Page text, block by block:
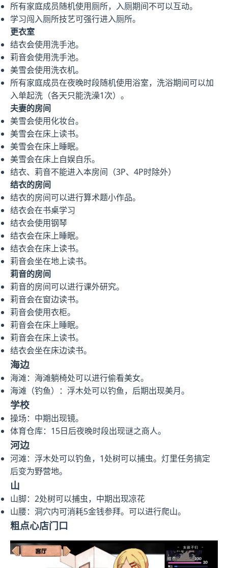
所有家庭成员随机使用厕所，入厕期间不可以互动。
学习闯入厕所技艺可强行进入厕所。
更衣室
结衣会使用洗手池。
莉音会使用洗手池。
美雪会使用洗衣机。
所有家庭成员在夜晚时段随机使用浴室，洗浴期间可以加
入单起洗（各天只能洗澡1次）。
夫妻的房间
美雪会使用化妆台。
美雪会在床上读书。
美雪会在床上睡眠。
美雪会在床上自娱自乐。
结衣、莉音不能进入本房间（3P、4P时除外）
结衣的房间
结衣的房间可以进行算术题小作品。
结衣会在书桌学习
结衣会使用钢琴
结衣会在床上睡眠。
结衣会在床上读书。
莉音会坐在地上读书。
莉音的房间
莉音的房间可以进行课外研究。
莉音会在窗边读书。
莉音会使用衣柜。
莉音会在床上睡眠。
莉音会在床上读书。
结衣会坐在床边读书。
海边
海滩：海滩躺椅处可以进行偷看美女。
海滩（钓鱼）：浮木处可以钓鱼，后期出现美月。
学校
操场：中期出现镜。
体育仓库：15日后夜晚时段出现谜之商人。
河边
河滩：浮木处可以钓鱼，1处树可以捕虫。灯里任务搞定
后变为野营地。
山
山脚：2处树可以捕虫，中期出现凉花
山腰：洞穴内可消耗5金钱参拜。可以进行爬山。
粗点心店门口